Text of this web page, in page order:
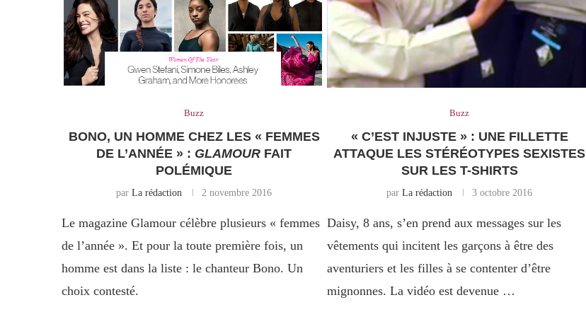
Buzz
BONO, UN HOMME CHEZ LES « FEMMES
DE L’ANNÉE » : GLAMOUR FAIT
POLÉMIQUE
parLa rédaction 2 novembre 2016
Le magazine Glamour célèbre plusieurs « femmes
de l’année ». Et pour la toute première fois, un
homme est dans la liste : le chanteur Bono. Un
choix contesté.
Buzz
« C’EST INJUSTE » : UNE FILLETTE
ATTAQUE LES STÉRÉOTYPES SEXISTES
SUR LES T-SHIRTS
parLa rédaction 3 octobre 2016
Daisy, 8 ans, s’en prend aux messages sur les
vêtements qui incitent les garçons à être des
aventuriers et les filles à se contenter d’être
mignonnes. La vidéo est devenue …